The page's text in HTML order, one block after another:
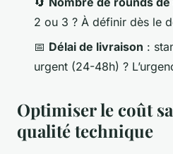
2 ou 3 ? À définir dès le
📅 Délai de livraison :
urgent (24-48h) ?
Optimiser le coût
qualité technique